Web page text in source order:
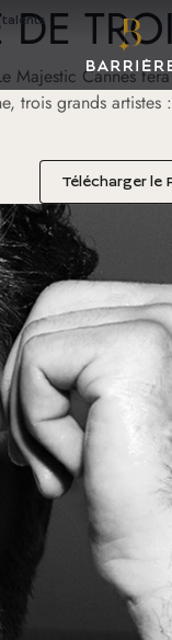
talents
Majestic Cannes
trois grands
Télécharger le